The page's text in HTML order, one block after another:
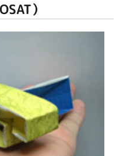
）